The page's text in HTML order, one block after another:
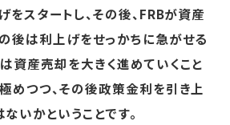
をスタートし、その後、FRBが資産
後は利上げをせっかちに急がせる
資産売却を大きく進めていくこと
めつつ、その後政策金利を引き上
いかということです。